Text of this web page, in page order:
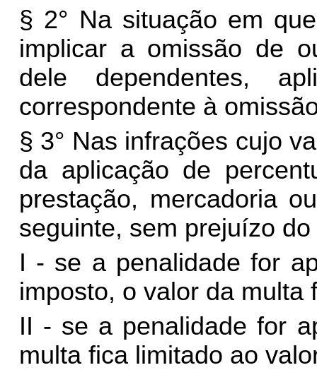
§ 2° Na situação em
implicar a omissão de
dele dependentes,
correspondente à
§ 3° Nas infrações cujo
da aplicação de
prestação, mercadoria
seguinte, sem prejuízo
I - se a penalidade for
imposto, o valor da multa
II - se a penalidade for
multa fica limitado ao